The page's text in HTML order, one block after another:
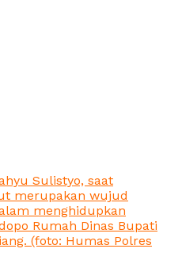
Sulistyo, saat
merupakan wujud
menghidupkan
Rumah Dinas Bupati
(foto: Humas Polres